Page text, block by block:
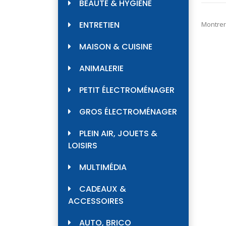
BEAUTÉ & HYGIÈNE
ENTRETIEN
MAISON & CUISINE
ANIMALERIE
PETIT ÉLECTROMÉNAGER
GROS ÉLECTROMÉNAGER
PLEIN AIR, JOUETS &
LOISIRS
MULTIMÉDIA
CADEAUX &
ACCESSOIRES
AUTO, BRICO